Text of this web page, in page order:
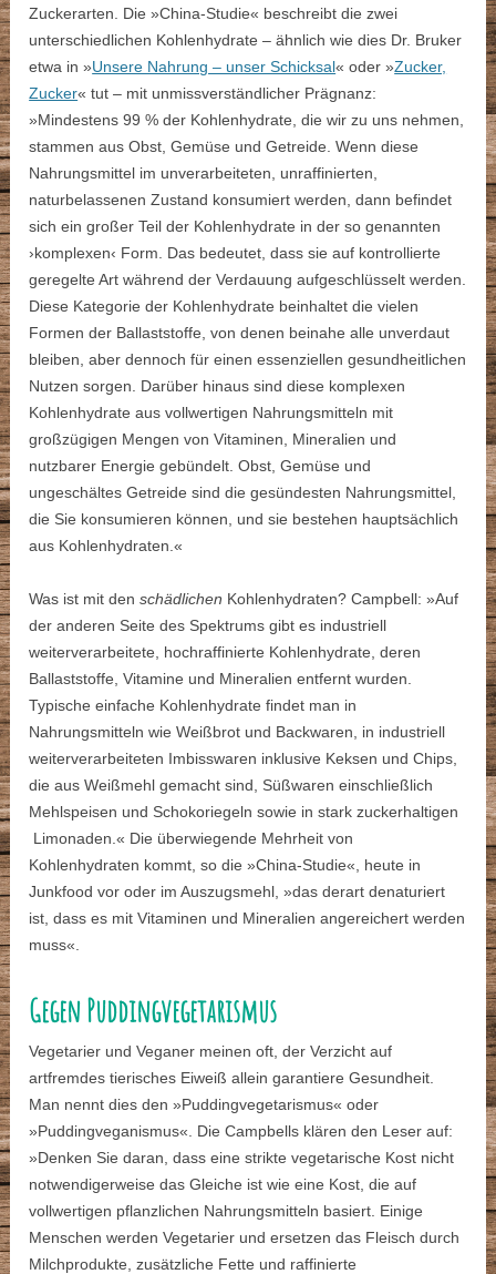
Zuckerarten. Die »China-Studie« beschreibt die zwei
unterschiedlichen Kohlenhydrate – ähnlich wie dies Dr. Bruker
etwa in »Unsere Nahrung – unser Schicksal« oder »Zucker,
Zucker« tut – mit unmissverständlicher Prägnanz:
»Mindestens 99 % der Kohlenhydrate, die wir zu uns nehmen,
stammen aus Obst, Gemüse und Getreide. Wenn diese
Nahrungsmittel im unverarbeiteten, unraffinierten,
naturbelassenen Zustand konsumiert werden, dann befindet
sich ein großer Teil der Kohlenhydrate in der so genannten
›komplexen‹ Form. Das bedeutet, dass sie auf kontrollierte
geregelte Art während der Verdauung aufgeschlüsselt werden.
Diese Kategorie der Kohlenhydrate beinhaltet die vielen
Formen der Ballaststoffe, von denen beinahe alle unverdaut
bleiben, aber dennoch für einen essenziellen gesundheitlichen
Nutzen sorgen. Darüber hinaus sind diese komplexen
Kohlenhydrate aus vollwertigen Nahrungsmitteln mit
großzügigen Mengen von Vitaminen, Mineralien und
nutzbarer Energie gebündelt. Obst, Gemüse und
ungeschältes Getreide sind die gesündesten Nahrungsmittel,
die Sie konsumieren können, und sie bestehen hauptsächlich
aus Kohlenhydraten.«
Was ist mit denschädlichen Kohlenhydraten? Campbell: »Auf
der anderen Seite des Spektrums gibt es industriell
weiterverarbeitete, hochraffinierte Kohlenhydrate, deren
Ballaststoffe, Vitamine und Mineralien entfernt wurden.
Typische einfache Kohlenhydrate findet man in
Nahrungsmitteln wie Weißbrot und Backwaren, in industriell
weiterverarbeiteten Imbisswaren inklusive Keksen und Chips,
die aus Weißmehl gemacht sind, Süßwaren einschließlich
Mehlspeisen und Schokoriegeln sowie in stark zuckerhaltigen
Limonaden.« Die überwiegende Mehrheit von
Kohlenhydraten kommt, so die »China-Studie«, heute in
Junkfood vor oder im Auszugsmehl, »das derart denaturiert
ist, dass es mit Vitaminen und Mineralien angereichert werden
muss«.
Gegen Puddingvegetarismus
Vegetarier und Veganer meinen oft, der Verzicht auf
artfremdes tierisches Eiweiß allein garantiere Gesundheit.
Man nennt dies den »Puddingvegetarismus« oder
»Puddingveganismus«. Die Campbells klären den Leser auf:
»Denken Sie daran, dass eine strikte vegetarische Kost nicht
notwendigerweise das Gleiche ist wie eine Kost, die auf
vollwertigen pflanzlichen Nahrungsmitteln basiert. Einige
Menschen werden Vegetarier und ersetzen das Fleisch durch
Milchprodukte, zusätzliche Fette und raffinierte